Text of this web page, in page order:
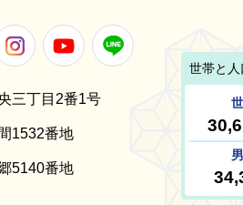
InstagramYoutube
三丁目2番1号
1532番地
5140番地